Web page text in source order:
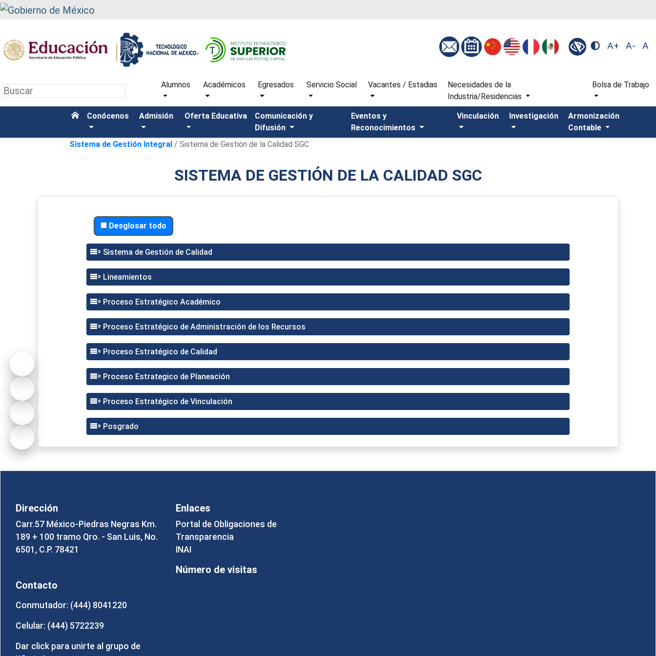
A+ A- A
Alumnos Académicos Egresados Servicio Social Vacantes / Estadias
Necesidades de la
Industria/Residencias
Bolsa de Trabajo
Conócenos Admisión Oferta Educativa
Comunicación y
Difusión
Eventos y
Reconocimientos
Vinculación Investigación
Armonización
Contable
Sistema de Gestión Integral / Sistema de Gestión de la Calidad SGC
SISTEMA DE GESTIÓN DE LA CALIDAD SGC
Desglosar todo
Sistema de Gestión de Calidad
Lineamientos
Proceso Estratégico Académico
Proceso Estratégico de Administración de los Recursos
Proceso Estratégico de Calidad
Proceso Estrategico de Planeación
Proceso Estratégico de Vinculación
Posgrado
Dirección
Carr.57 México-Piedras Negras Km.
189 + 100 tramo Qro. - San Luis, No.
6501, C.P. 78421
Contacto
Conmutador: (444) 8041220
Celular: (444) 5722239
Dar click para unirte al grupo de
Enlaces
Portal de Obligaciones de
Transparencia
INAI
Número de visitas